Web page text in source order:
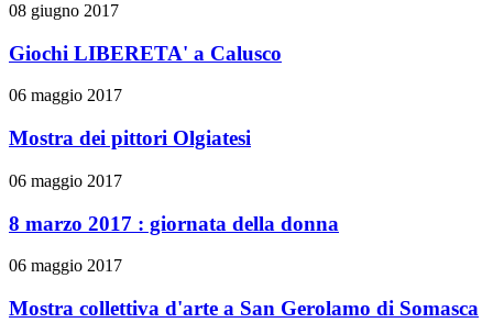
08 giugno 2017
Giochi LIBERETA' a Calusco
06 maggio 2017
Mostra dei pittori Olgiatesi
06 maggio 2017
8 marzo 2017 : giornata della donna
06 maggio 2017
Mostra collettiva d'arte a San Gerolamo di Somasca